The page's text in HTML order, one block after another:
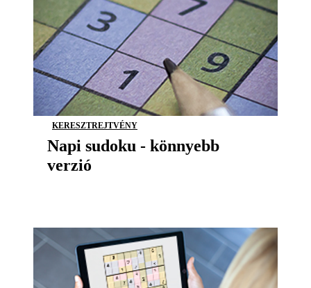
KERESZTREJTVÉNY
Napi sudoku - könnyebb
verzió